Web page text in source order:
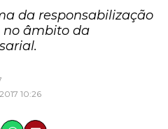
da responsabilização
no âmbito da
10:26